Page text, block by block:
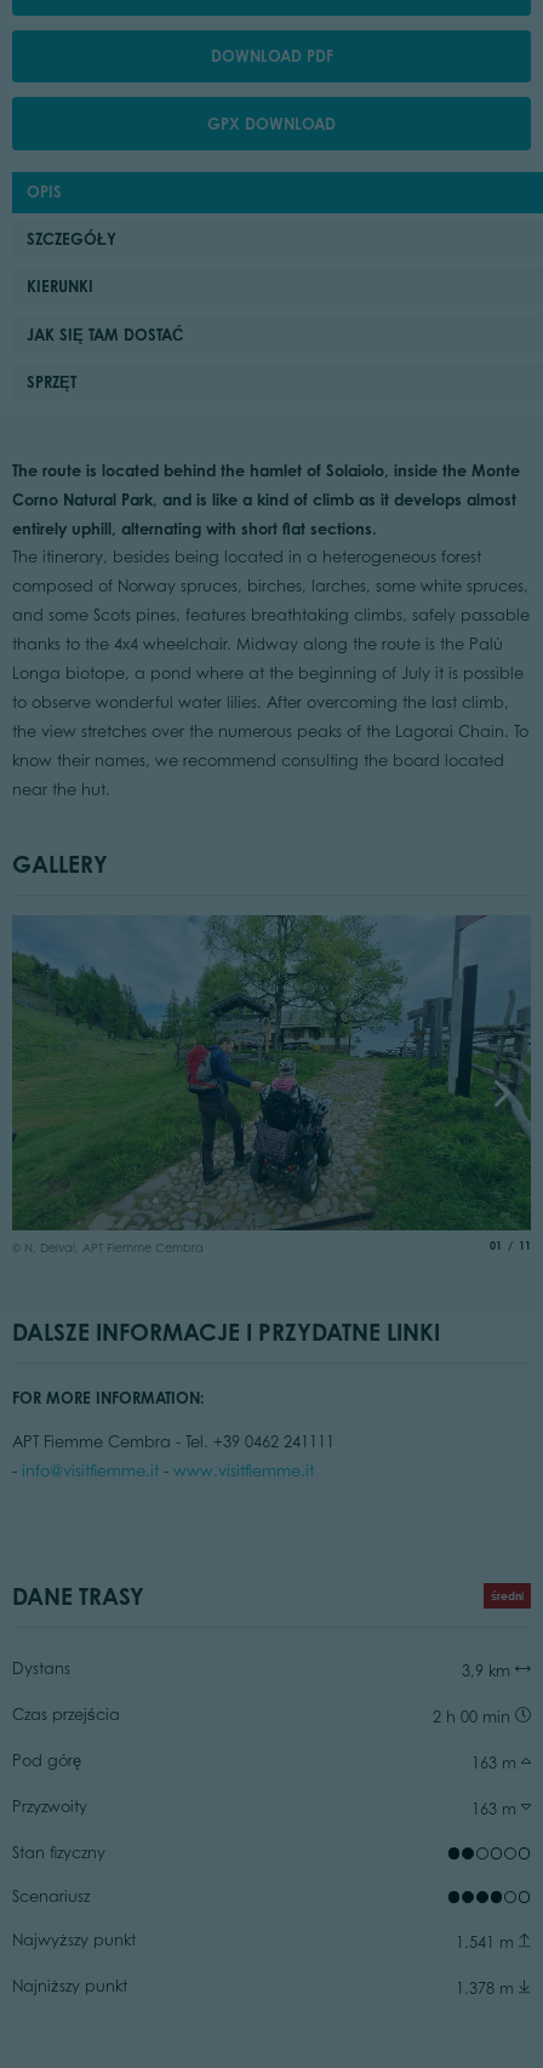
DOWNLOAD PDF
GPX DOWNLOAD
OPIS
SZCZEGÓŁY
KIERUNKI
JAK SIĘ TAM DOSTAĆ
SPRZĘT
The route is located behind the hamlet of Solaiolo, inside the Monte
Corno Natural Park, and is like a kind of climb as it develops almost
entirely uphill, alternating with short flat sections.
The itinerary, besides being located in a heterogeneous forest
composed of Norway spruces, birches, larches, some white spruces,
and some Scots pines, features breathtaking climbs, safely passable
thanks to the 4x4 wheelchair. Midway along the route is the Palù
Longa biotope, a pond where at the beginning of July it is possible
to observe wonderful water lilies. After overcoming the last climb,
the view stretches over the numerous peaks of the Lagorai Chain. To
know their names, we recommend consulting the board located
near the hut.
GALLERY
© N. Delvai, APT Fiemme Cembra 01 of
11
DALSZE INFORMACJE I PRZYDATNE LINKI
FOR MORE INFORMATION:
APT Fiemme Cembra - Tel. +39 0462 241111
- info@visitfiemme.it- www.visitfiemme.it
DANE TRASY średni
Dystans 3,9 km
Czas przejścia 2 h 00 min
Pod górę 163 m
Przyzwoity 163 m
Stan fizyczny
Scenariusz
Najwyższy punkt 1.541 m
Najniższy punkt 1.378 m